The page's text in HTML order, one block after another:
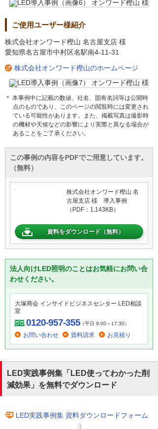
ご使用ユーザー様紹介
株式会社オンワード樫山 名古屋支店 様
愛知県名古屋市中村区名駅南4-11-31
株式会社オンワード樫山のホームページ
＊ 本事例中に記載の数値、社名、固有名詞等は公開時
点のものであり、このページの閲覧時には変更され
ている可能性があります。また、掲載写真は撮影時
の機材や天候などの影響により実際と異なる場合が
あることをご了承ください。
この事例の内容をPDFでご用意しています。
（無料）
株式会社オンワード樫山 名
古屋支店 様 導入事例
（PDF：1,143KB）
資料をダウンロード（無料）
法人向けLED照明のことはお気軽にお問い合
わせください。
大塚商会 インサイドビジネスセンター LED相談
室
0120-957-355（平日 9:00～17:30）
お問い合わせ 資料請求 お見積り
LED実践事例集「LED使ってわかった削
減効果」を無料でダウンロード
LED実践事例集 資料ダウンロードフォーム